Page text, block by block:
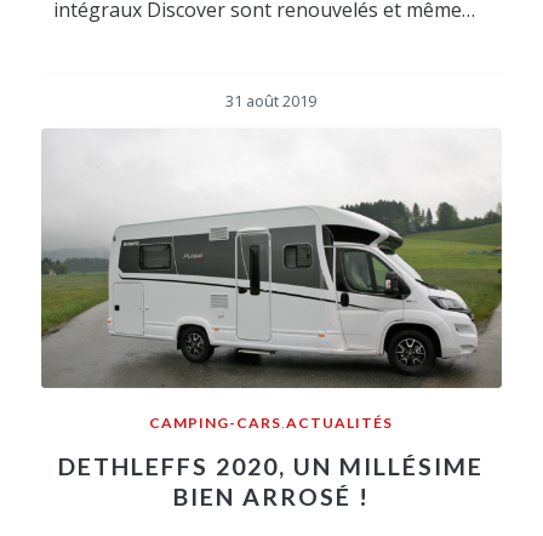
intégraux Discover sont renouvelés et même…
31 août 2019
CAMPING-CARS ,ACTUALITÉS
DETHLEFFS 2020, UN MILLÉSIME
BIEN ARROSÉ !